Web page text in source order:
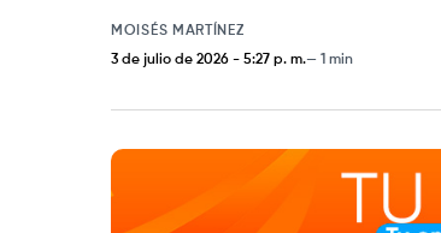
MOISÉS MARTÍNEZ
3 de julio de 2026 - 5:27 p. m. 1 min